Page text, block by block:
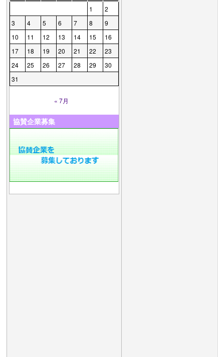
1
2
3
4 5 6 7 8
9
10
11 12 13 14 15
16
17
18 19 20 21 22
23
24
25 26 27 28 29
30
31
« 7月
協賛企業募集